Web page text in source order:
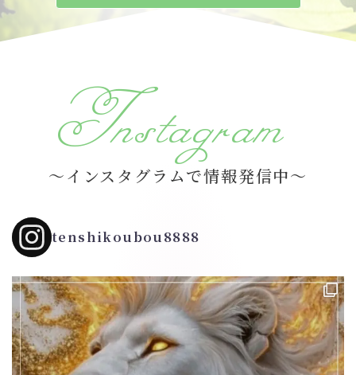
Instagram
～インスタグラムで情報発信中～
tenshikoubou8888